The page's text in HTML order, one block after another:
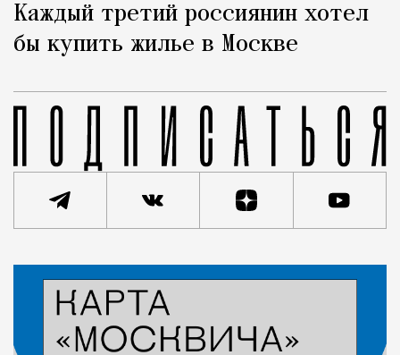
Каждый третий россиянин хотел
бы купить жилье в Москве